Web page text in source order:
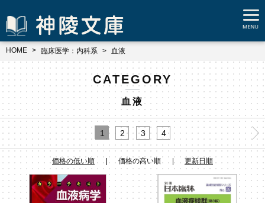
HOME 臨床医学：内科系 血液
CATEGORY
血液
1 2 3 4
価格の低い順 価格の高い順 更新日順